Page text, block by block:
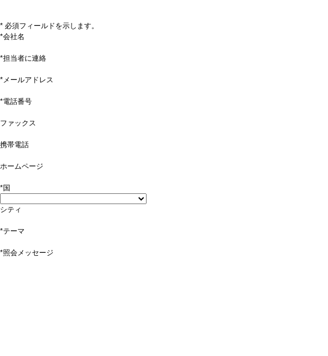
* 必須フィールドを示します。
*会社名
*担当者に連絡
*メールアドレス
*電話番号
ファックス
携帯電話
ホームページ
*国
シティ
*テーマ
*照会メッセージ